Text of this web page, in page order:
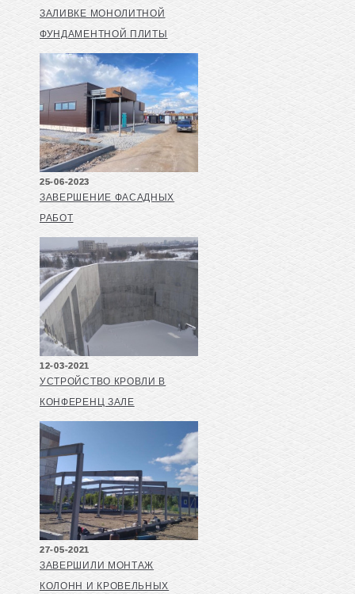
ЗАЛИВКЕ МОНОЛИТНОЙ
ФУНДАМЕНТНОЙ ПЛИТЫ
25-06-2023
ЗАВЕРШЕНИЕ ФАСАДНЫХ
РАБОТ
12-03-2021
УСТРОЙСТВО КРОВЛИ В
КОНФЕРЕНЦ ЗАЛЕ
27-05-2021
ЗАВЕРШИЛИ МОНТАЖ
КОЛОНН И КРОВЕЛЬНЫХ